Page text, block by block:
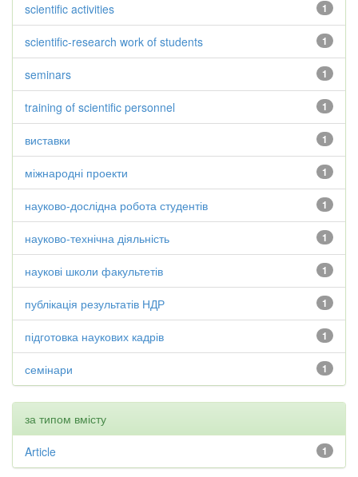
1
scientific activities
1
scientific-research work of students
1
seminars
1
training of scientific personnel
1
виставки
1
міжнародні проекти
1
науково-дослідна робота студентів
1
науково-технічна діяльність
1
наукові школи факультетів
1
публікація результатів НДР
1
підготовка наукових кадрів
1
семінари
за типом вмісту
1
Article